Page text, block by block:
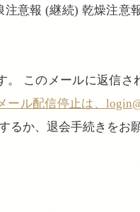
意報 (継続) 乾燥注意
このメールに返信さ
ール配信停止は、
か、退会手続きをお